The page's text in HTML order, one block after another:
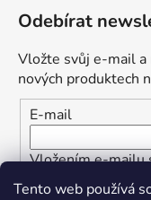
Tento web používá
Odebírat
Vložte svůj e-mail a
nových produktech
E-mail
Vložením e-
osobních údajů